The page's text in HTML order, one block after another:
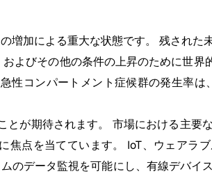
増加による重大な状態です。 残された
よびその他の条件の上昇のために世
性コンパートメント症候群の発生率
が期待されます。 市場における主要
点を当てています。 IoT、ウェアラ
データ監視を可能にし、有線デバイ